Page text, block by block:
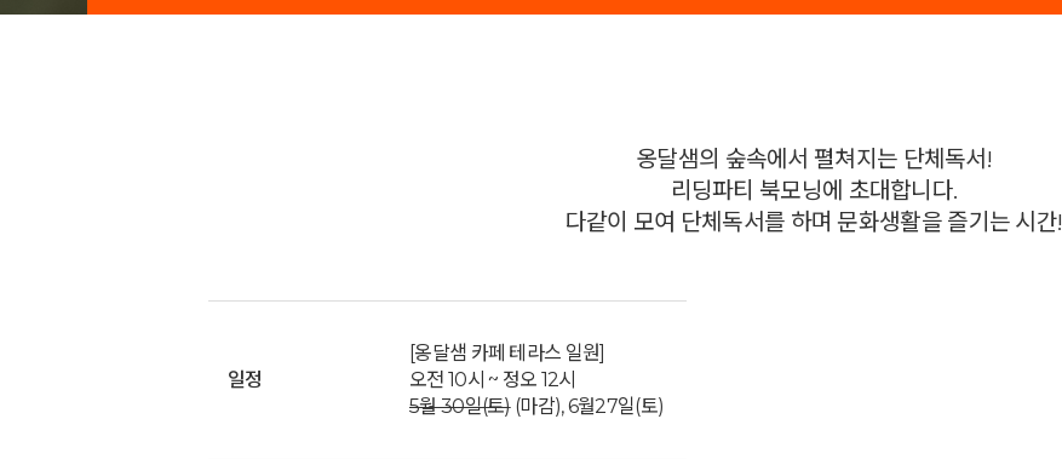
옹달샘의 숲속에서 펼쳐지는 단체독서!
리딩파티 북모닝에 초대합니다.
다같이 모여 단체독서를 하며 문화생활을 즐기는 시간!
일정
[옹달샘 카페 테라스 일원]
오전 10시 ~ 정오 12시
5월 30일(토)(마감), 6월27일(토)